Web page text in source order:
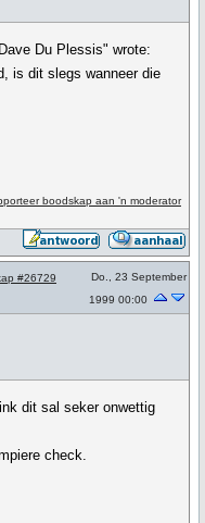
Du Plessis" wrote:
is dit slegs wanneer die
boodskap aan 'n moderator
#26729
Do., 23 September
1999 00:00
dit sal seker onwettig
check.